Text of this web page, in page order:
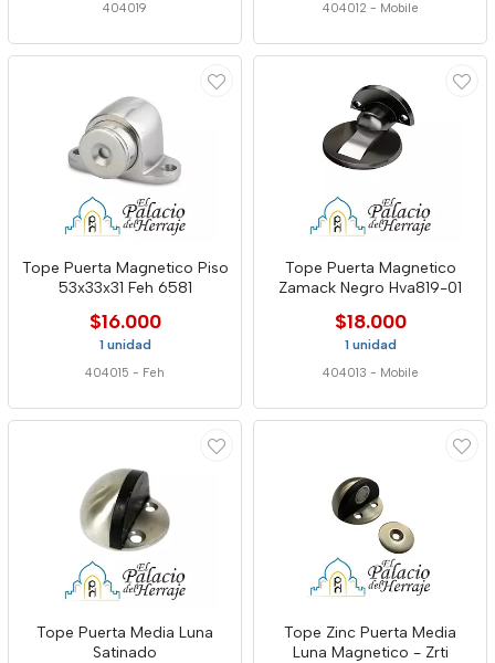
404019 404012 - Mobile
Tope Puerta Magnetico Piso
53x33x31 Feh 6581
$16.000
1 unidad
404015 - Feh
Tope Puerta Magnetico
Zamack Negro Hva819-01
$18.000
1 unidad
404013 - Mobile
Tope Puerta Media Luna
Satinado
Tope Zinc Puerta Media
Luna Magnetico - Zrti